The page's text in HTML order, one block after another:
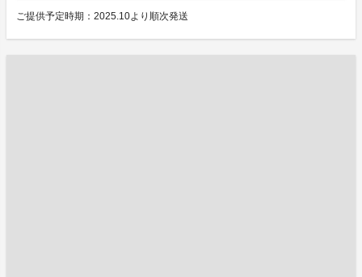
ご提供予定時期：2025.10より順次発送